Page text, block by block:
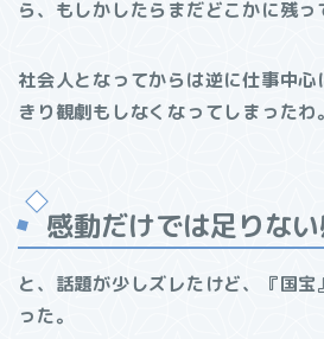
ら、もしかしたらまだどこかに残っ
社会人となってからは逆に仕事中心
きり観劇もしなくなってしまったわ。
感動だけでは足りな
と、話題が少しズレたけど、『国
った。